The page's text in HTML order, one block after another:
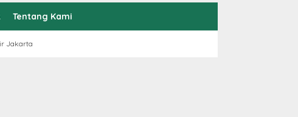
Tentang Kami
Jakarta